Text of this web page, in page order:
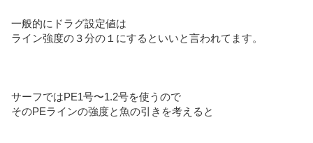
一般的にドラグ設定値は
ライン強度の３分の１にするといいと言われてます。
サーフではPE1号〜1.2号を使うので
そのPEラインの強度と魚の引きを考えると